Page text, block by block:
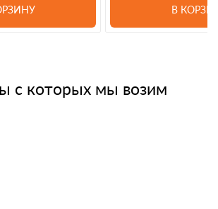
В
с которых мы возим